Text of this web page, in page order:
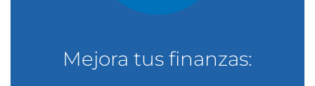
Mejora tus finanzas: